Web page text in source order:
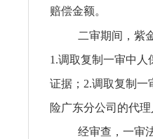
赔偿金额。
二审期间，紫
1.调取复制一审中
证据；2.调取复制一
险广东分公司的代
经审查，一审